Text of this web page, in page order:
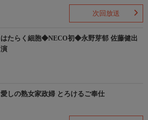
次回放送
はたらく細胞◆NECO初◆永野芽郁 佐藤健出
演
愛しの熟女家政婦 とろけるご奉仕